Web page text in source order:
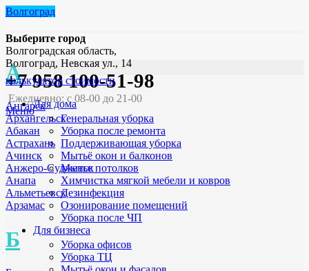
Волгоград
Выберите город
А
Ангарск
Архангельск
Абакан
Астрахань
Ачинск
Анжеро-Судженск
Анапа
Альметьевск
Арзамас
Б
Волгоградская область,
Волгоград, Невская ул., 14
+7 958 100-51-98
Ежедневно: с 08-00 до 21-00
Меню
калькулятор стоимости
Для дома
Генеральная уборка
Уборка после ремонта
Поддерживающая уборка
Мытьё окон и балконов
Мытье потолков
Химчистка мягкой мебели и ковров
Дезинфекция
Озонирование помещений
Уборка после ЧП
Для бизнеса
Уборка офисов
Уборка ТЦ